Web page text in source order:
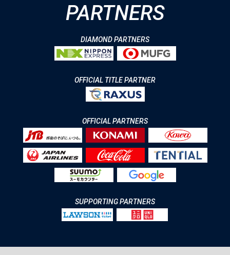
PARTNERS
DIAMOND PARTNERS
OFFICIAL TITLE PARTNER
OFFICIAL PARTNERS
SUPPORTING PARTNERS